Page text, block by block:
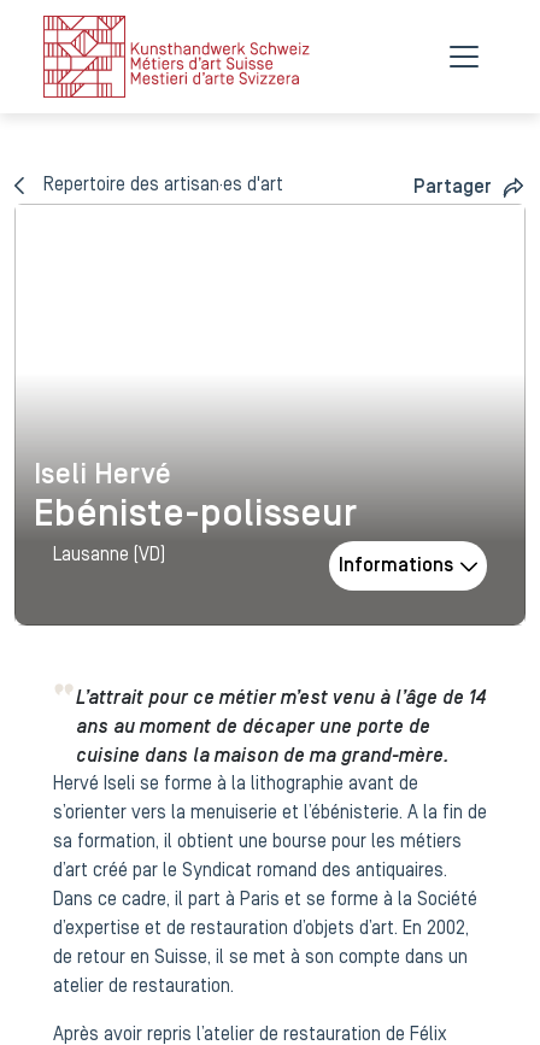
Repertoire des artisan·es d'art Partager
Iseli Hervé
Iseli Hervé
Ebéniste-polisseur
Lausanne (VD)
Informations
L’attrait pour ce métier m’est venu à l’âge de 14
ans au moment de décaper une porte de
cuisine dans la maison de ma grand-mère.
Hervé Iseli se forme à la lithographie avant de
s’orienter vers la menuiserie et l’ébénisterie. A la fin de
sa formation, il obtient une bourse pour les métiers
d’art créé par le Syndicat romand des antiquaires.
Dans ce cadre, il part à Paris et se forme à la Société
d’expertise et de restauration d’objets d’art. En 2002,
de retour en Suisse, il se met à son compte dans un
atelier de restauration.
Après avoir repris l’atelier de restauration de Félix